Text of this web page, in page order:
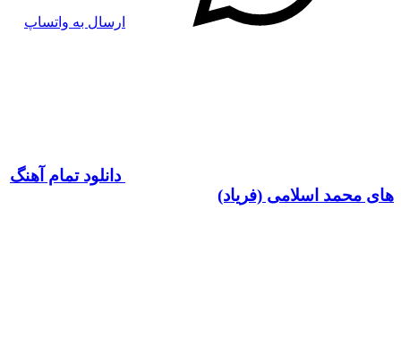
ارسال به واتساپ
دانلود تمام آهنگ
های محمد اسلامی (فریاد)